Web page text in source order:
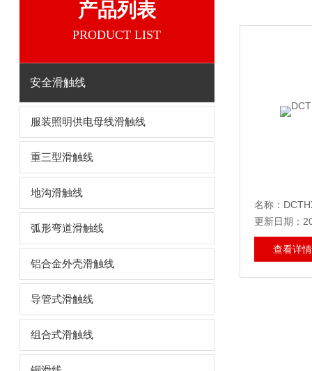
产品列表
PRODUCT LIST
安全滑触线
服装照明供电母线滑触线
重三型滑触线
地沟滑触线
弧形弯道滑触线
铝合金外壳滑触线
导管式滑触线
组合式滑触线
名称：
更新日期：
查看详情